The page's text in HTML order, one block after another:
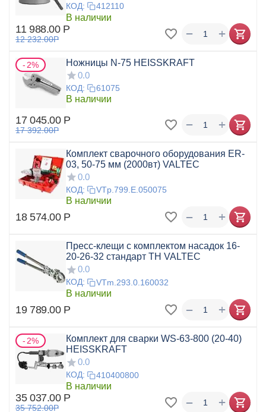
КОД: 412110
В наличии
11 988.00 Р
12 232.00Р +
−
2%
Ножницы N-75 HEISSKRAFT
0.0
КОД: 61075
В наличии
17 045.00 Р
17 392.00Р +
−
Комплект сварочного оборудования ER-
03, 50-75 мм (2000вт) VALTEC
0.0
КОД: VTp.799.E.050075
В наличии
18 574.00 Р +
−
Пресс-клещи с комплектом насадок 16-
20-26-32 стандарт ТН VALTEC
0.0
КОД: VTm.293.0.160032
В наличии
19 789.00 Р +
−
2%
Комплект для сварки WS-63-800 (20-40)
HEISSKRAFT
0.0
КОД: 410400800
В наличии
35 037.00 Р
35 752.00Р +
−